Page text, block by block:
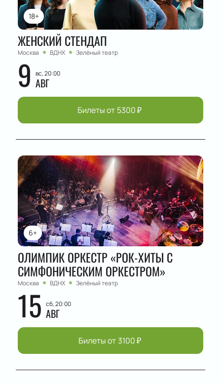
18+
ЖЕНСКИЙ СТЕНДАП
Москва ВДНХ Зелёный театр
9 вс, 20:00
АВГ
Билеты от 5300₽
6+
ОЛИМПИК ОРКЕСТР «РОК-ХИТЫ С
СИМФОНИЧЕСКИМ ОРКЕСТРОМ»
Москва ВДНХ Зелёный театр
15 сб, 20:00
АВГ
Билеты от 3100₽